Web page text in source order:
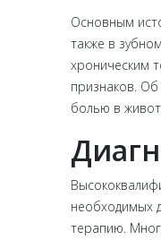
Основным
также в
хроническим
признаков.
болью в
необходимых
терапию.